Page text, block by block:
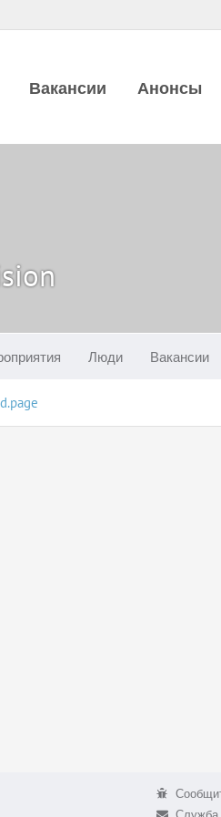
Вакансии Анонсы
Люди Вакансии